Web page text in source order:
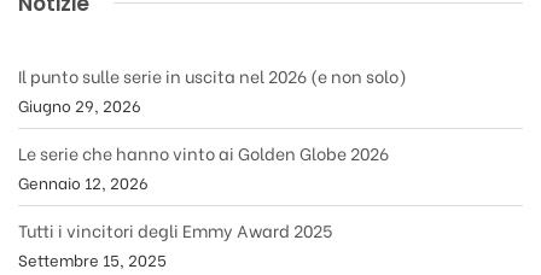
Il punto sulle serie in uscita nel 2026 (e non solo)
Giugno 29, 2026
Le serie che hanno vinto ai Golden Globe 2026
Gennaio 12, 2026
Tutti i vincitori degli Emmy Award 2025
Settembre 15, 2025